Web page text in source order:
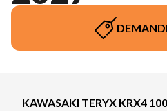
KAWASAKI TERYX KRX4